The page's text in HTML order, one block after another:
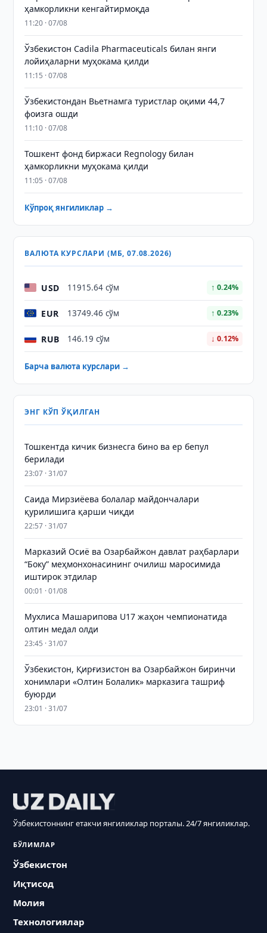
ҳамкорликни кенгайтирмоқда
11:20 · 07/08
Ўзбекистон Cadila Pharmaceuticals билан янги
лойиҳаларни муҳокама қилди
11:15 · 07/08
Ўзбекистондан Вьетнамга туристлар оқими 44,7
фоизга ошди
11:10 · 07/08
Тошкент фонд биржаси Regnology билан
ҳамкорликни муҳокама қилди
11:05 · 07/08
Кўпроқ янгиликлар →
ВАЛЮТА КУРСЛАРИ (МБ, 07.08.2026)
USD 11915.64 сўм ↑ 0.24%
EUR 13749.46 сўм ↑ 0.23%
RUB 146.19 сўм ↓ 0.12%
Барча валюта курслари →
ЭНГ КЎП ЎҚИЛГАН
Тошкентда кичик бизнесга бино ва ер бепул
берилади
23:07 · 31/07
Саида Мирзиёева болалар майдончалари
қурилишига қарши чиқди
22:57 · 31/07
Марказий Осиё ва Озарбайжон давлат раҳбарлари
“Боку” меҳмонхонасининг очилиш маросимида
иштирок этдилар
00:01 · 01/08
Мухлиса Машарипова U17 жаҳон чемпионатида
олтин медал олди
23:45 · 31/07
Ўзбекистон, Қирғизистон ва Озарбайжон биринчи
хонимлари «Олтин Болалик» марказига ташриф
буюрди
23:01 · 31/07
Ўзбекистоннинг етакчи янгиликлар порталы. 24/7 янгиликлар.
БЎЛИМЛАР
Ўзбекистон
Иқтисод
Молия
Технологиялар